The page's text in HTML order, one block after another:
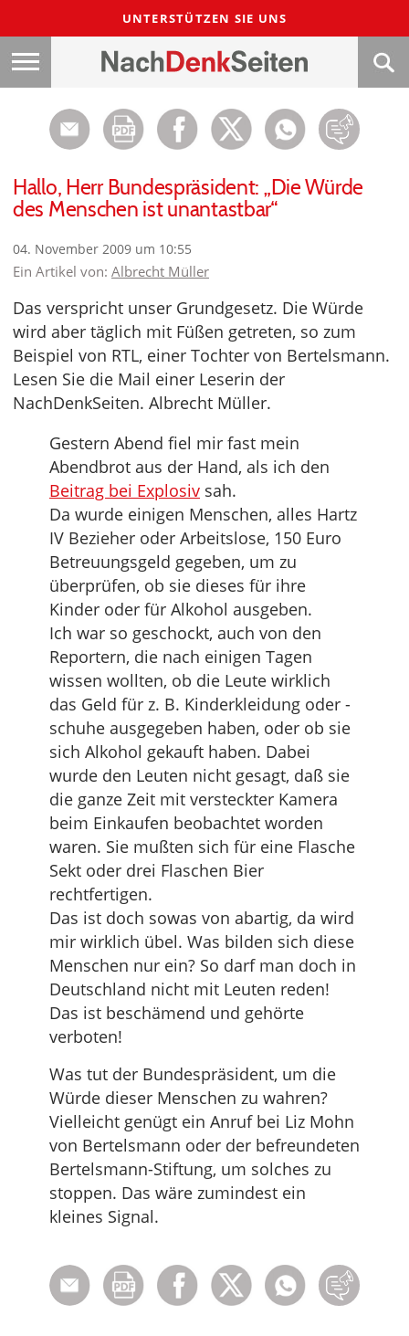
UNTERSTÜTZEN SIE UNS
Hallo, Herr Bundespräsident: „Die Würde
des Menschen ist unantastbar“
04. November 2009 um 10:55
Ein Artikel von: Albrecht Müller
Das verspricht unser Grundgesetz. Die Würde
wird aber täglich mit Füßen getreten, so zum
Beispiel von RTL, einer Tochter von Bertelsmann.
Lesen Sie die Mail einer Leserin der
NachDenkSeiten. Albrecht Müller.
Gestern Abend fiel mir fast mein
Abendbrot aus der Hand, als ich den
Beitrag bei Explosiv sah.
Da wurde einigen Menschen, alles Hartz
IV Bezieher oder Arbeitslose, 150 Euro
Betreuungsgeld gegeben, um zu
überprüfen, ob sie dieses für ihre
Kinder oder für Alkohol ausgeben.
Ich war so geschockt, auch von den
Reportern, die nach einigen Tagen
wissen wollten, ob die Leute wirklich
das Geld für z. B. Kinderkleidung oder -
schuhe ausgegeben haben, oder ob sie
sich Alkohol gekauft haben. Dabei
wurde den Leuten nicht gesagt, daß sie
die ganze Zeit mit versteckter Kamera
beim Einkaufen beobachtet worden
waren. Sie mußten sich für eine Flasche
Sekt oder drei Flaschen Bier
rechtfertigen.
Das ist doch sowas von abartig, da wird
mir wirklich übel. Was bilden sich diese
Menschen nur ein? So darf man doch in
Deutschland nicht mit Leuten reden!
Das ist beschämend und gehörte
verboten!
Was tut der Bundespräsident, um die
Würde dieser Menschen zu wahren?
Vielleicht genügt ein Anruf bei Liz Mohn
von Bertelsmann oder der befreundeten
Bertelsmann-Stiftung, um solches zu
stoppen. Das wäre zumindest ein
kleines Signal.